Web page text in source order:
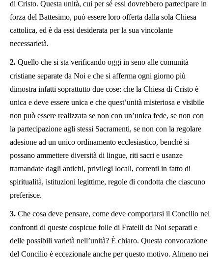
di Cristo. Questa unità, cui per sé essi dovrebbero partecipare in
forza del Battesimo, può essere loro offerta dalla sola Chiesa
cattolica, ed è da essi desiderata per la sua vincolante
necessarietà.
2. Quello che si sta verificando oggi in seno alle comunità
cristiane separate da Noi e che si afferma ogni giorno più
dimostra infatti soprattutto due cose: che la Chiesa di Cristo è
unica e deve essere unica e che quest’unità misteriosa e visibile
non può essere realizzata se non con un’unica fede, se non con
la partecipazione agli stessi Sacramenti, se non con la regolare
adesione ad un unico ordinamento ecclesiastico, benché si
possano ammettere diversità di lingue, riti sacri e usanze
tramandate dagli antichi, privilegi locali, correnti in fatto di
spiritualità, istituzioni legittime, regole di condotta che ciascuno
preferisce.
3. Che cosa deve pensare, come deve comportarsi il Concilio nei
confronti di queste cospicue folle di Fratelli da Noi separati e
delle possibili varietà nell’unità? È chiaro. Questa convocazione
del Concilio è eccezionale anche per questo motivo. Almeno nei